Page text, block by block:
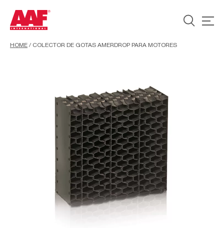
HOME / COLECTOR DE GOTAS AMERDROP PARA MOTORES